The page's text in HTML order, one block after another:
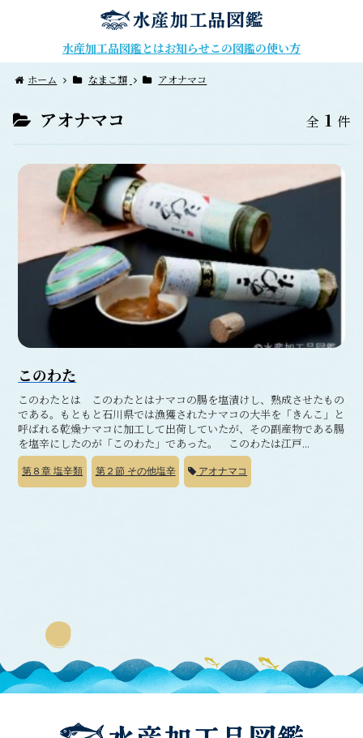
水産加工品図鑑とはお知らせこの図鑑の使い方
ホーム なまこ類 アオナマコ
アオナマコ 全 1 件
このわた
このわたとは このわたとはナマコの腸を塩漬けし、熟成させたもの
である。もともと石川県では漁獲されたナマコの大半を「きんこ」と
呼ばれる乾燥ナマコに加工して出荷していたが、その副産物である腸
を塩辛にしたのが「このわた」であった。 このわたは江戸...
第８章 塩辛類 第２節その他塩辛 アオナマコ